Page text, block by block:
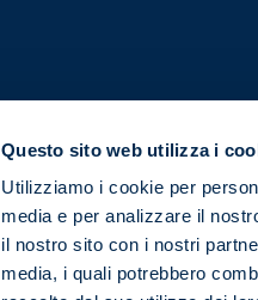
Questo sito web utilizza i
Utilizziamo i cookie per
media e per analizzare il
il nostro sito con i nostri
media, i quali potrebbero